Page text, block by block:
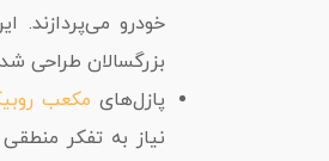
خودرو می‌پردازند.
بزرگسالان طراحی
پازل‌های مکعب
نیاز به تفکر